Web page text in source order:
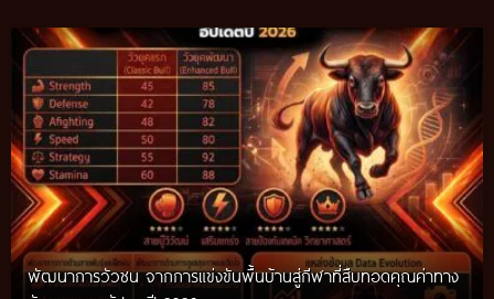
พัฒนาการวัวชน จากการแข่งขันพื้นบ้านสู่กีฬาที่สืบทอดคุณค่าทาง